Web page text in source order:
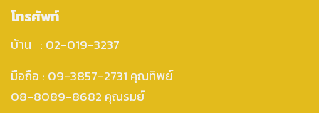
โทรศัพท์
บ้าน : 02-019-3237
มือถือ : 09-3857-2731 คุณทิพย์
08-8089-8682 คุณรมย์